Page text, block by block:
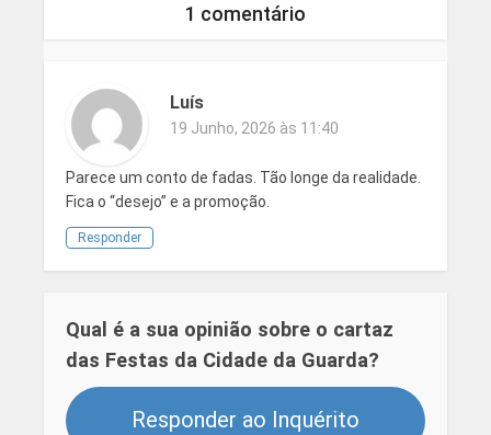
1 comentário
Luís
19 Junho, 2026 às 11:40
Parece um conto de fadas. Tão longe da realidade.
Fica o “desejo” e a promoção.
Responder
Qual é a sua opinião sobre o cartaz
das Festas da Cidade da Guarda?
Responder ao Inquérito